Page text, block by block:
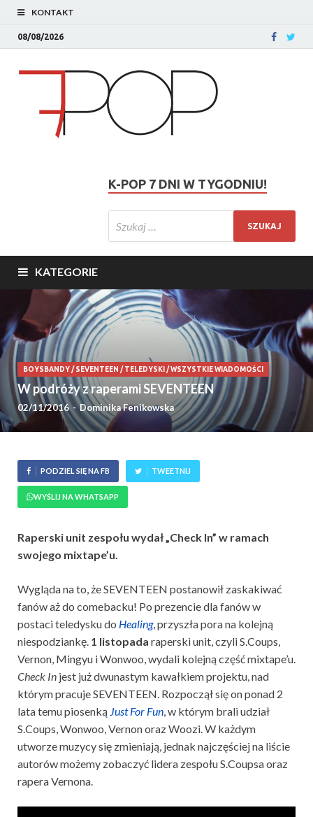
KONTAKT
08/08/2026
K-POP 7 DNI W TYGODNIU!
KATEGORIE
BOYSBANDY/SEVENTEEN /TELEDYSKI /WSZYSTKIE WIADOMOŚCI
W podróży z raperami SEVENTEEN
02/11/2016-Dominika Fenikowska
PODZIEL SIĘ NA FB TWEETNIJ
WYŚLIJ NA WHATSAPP
Raperski unit zespołu wydał „Check In” w ramach
swojego mixtape’u.
Wygląda na to, że SEVENTEEN postanowił zaskakiwać
fanów aż do comebacku! Po prezencie dla fanów w
postaci teledysku do Healing, przyszła pora na kolejną
niespodziankę. 1 listopada raperski unit, czyli S.Coups,
Vernon, Mingyu i Wonwoo, wydali kolejną część mixtape’u.
Check In jest już dwunastym kawałkiem projektu, nad
którym pracuje SEVENTEEN. Rozpoczął się on ponad 2
lata temu piosenką Just For Fun, w którym brali udział
S.Coups, Wonwoo, Vernon oraz Woozi. W każdym
utworze muzycy się zmieniają, jednak najczęściej na liście
autorów możemy zobaczyć lidera zespołu S.Coupsa oraz
rapera Vernona.